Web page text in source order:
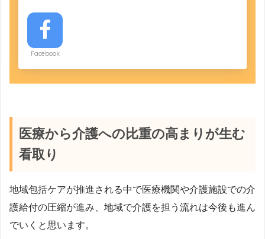
Facebook
医療から介護への比重の高まりが生む
看取り
地域包括ケアが推進される中で医療機関や介護施設での介
護給付の圧縮が進み、地域で介護を担う流れは今後も進ん
でいくと思います。